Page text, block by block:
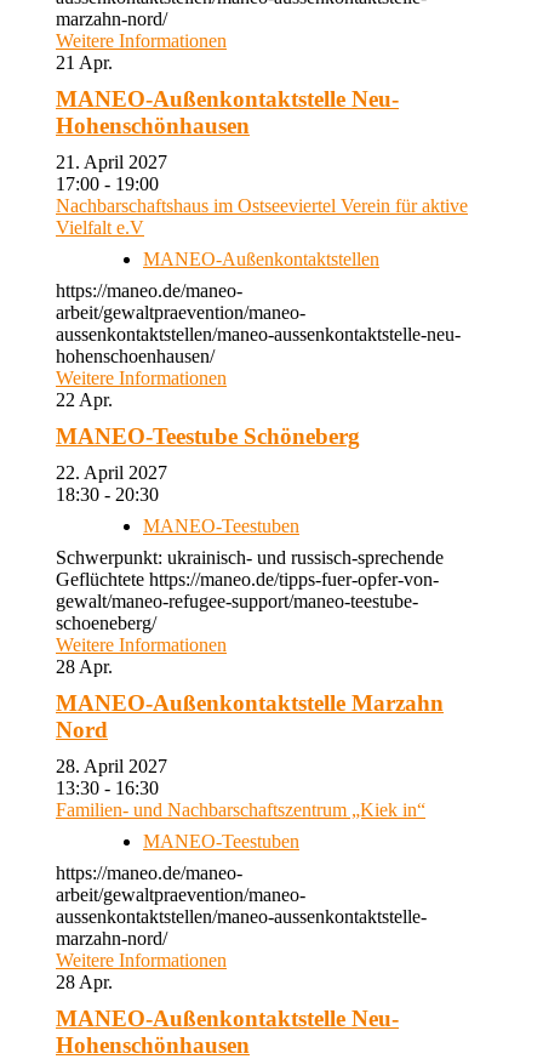
marzahn-nord/
Weitere Informationen
21 Apr.
MANEO-Außenkontaktstelle Neu-
Hohenschönhausen
21. April 2027
17:00 - 19:00
Nachbarschaftshaus im Ostseeviertel Verein für aktive
Vielfalt e.V
MANEO-Außenkontaktstellen
https://maneo.de/maneo-
arbeit/gewaltpraevention/maneo-
aussenkontaktstellen/maneo-aussenkontaktstelle-neu-
hohenschoenhausen/
Weitere Informationen
22 Apr.
MANEO-Teestube Schöneberg
22. April 2027
18:30 - 20:30
MANEO-Teestuben
Schwerpunkt: ukrainisch- und russisch-sprechende
Geflüchtete https://maneo.de/tipps-fuer-opfer-von-
gewalt/maneo-refugee-support/maneo-teestube-
schoeneberg/
Weitere Informationen
28 Apr.
MANEO-Außenkontaktstelle Marzahn
Nord
28. April 2027
13:30 - 16:30
Familien- und Nachbarschaftszentrum „Kiek in“
MANEO-Teestuben
https://maneo.de/maneo-
arbeit/gewaltpraevention/maneo-
aussenkontaktstellen/maneo-aussenkontaktstelle-
marzahn-nord/
Weitere Informationen
28 Apr.
MANEO-Außenkontaktstelle Neu-
Hohenschönhausen